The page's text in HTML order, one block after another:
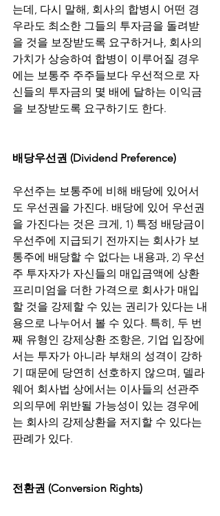
는데, 다시 말해, 회사의 합병시 어떤 경
우라도 최소한 그들의 투자금을 돌려받
을 것을 보장받도록 요구하거나, 회사의
가치가 상승하여 합병이 이루어질 경우
에는 보통주 주주들보다 우선적으로 자
신들의 투자금의 몇 배에 달하는 이익금
을 보장받도록 요구하기도 한다.
배당우선권 (Dividend Preference)
우선주는 보통주에 비해 배당에 있어서
도 우선권을 가진다. 배당에 있어 우선권
을 가진다는 것은 크게, 1) 특정 배당금이
우선주에 지급되기 전까지는 회사가 보
통주에 배당할 수 없다는 내용과, 2) 우선
주 투자자가 자신들의 매입금액에 상환
프리미엄을 더한 가격으로 회사가 매입
할 것을 강제할 수 있는 권리가 있다는 내
용으로 나누어서 볼 수 있다. 특히, 두 번
째 유형인 강제상환 조항은, 기업 입장에
서는 투자가 아니라 부채의 성격이 강하
기 때문에 당연히 선호하지 않으며, 델라
웨어 회사법 상에서는 이사들의 선관주
의의무에 위반될 가능성이 있는 경우에
는 회사의 강제상환을 저지할 수 있다는
판례가 있다.
전환권 (Conversion Rights)